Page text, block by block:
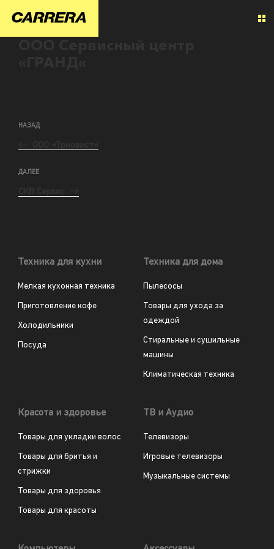
НАЗАД
ДАЛЕЕ
Техника для кухни
Мелкая кухонная техника
Приготовление кофе
Холодильники
Посуда
Техника для дома
Пылесосы
Товары для ухода за
одеждой
Стиральные и сушильные
машины
Климатическая техника
Красота и здоровье
Товары для укладки волос
Товары для бритья и
стрижки
Товары для здоровья
Товары для красоты
ТВ и Аудио
Телевизоры
Игровые телевизоры
Музыкальные системы